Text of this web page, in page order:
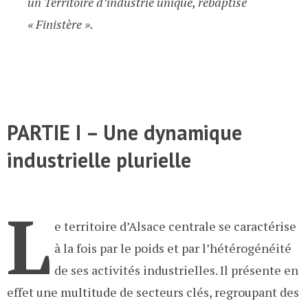
« Finistère ».
PARTIE I – Une dynamique
industrielle plurielle
L e territoire d’Alsace centrale se caractérise
à la fois par le poids et par l’hétérogénéité
de ses activités industrielles. Il présente en
effet une multitude de secteurs clés, regroupant des